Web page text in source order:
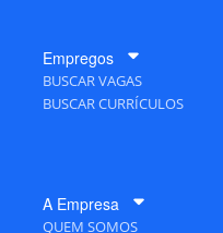
Empregos
BUSCAR VAGAS
BUSCAR CURRÍCULOS
A Empresa
QUEM SOMOS